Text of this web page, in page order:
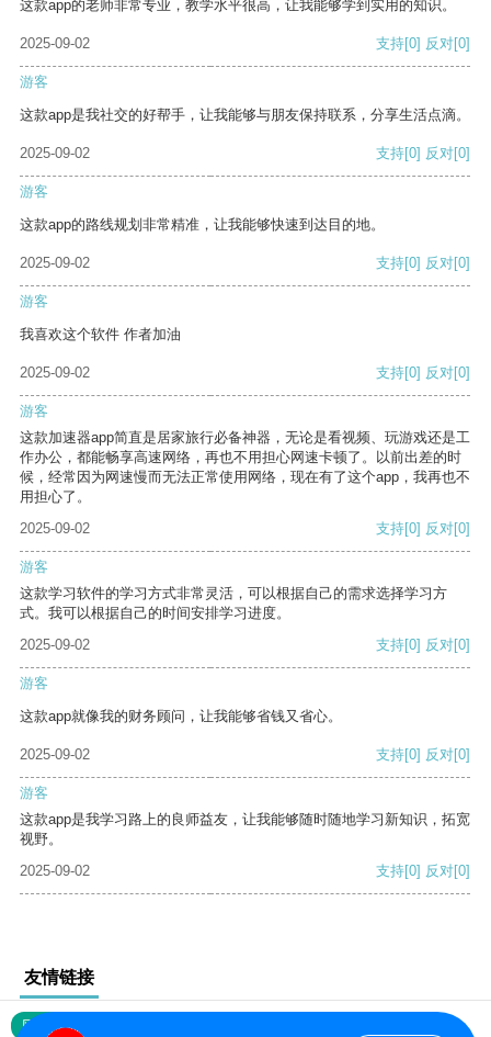
这款app的老师非常专业，教学水平很高，让我能够学到实用的知识。
2025-09-02 支持[0] 反对[0]
游客
这款app是我社交的好帮手，让我能够与朋友保持联系，分享生活点滴。
2025-09-02 支持[0] 反对[0]
游客
这款app的路线规划非常精准，让我能够快速到达目的地。
2025-09-02 支持[0] 反对[0]
游客
我喜欢这个软件 作者加油
2025-09-02 支持[0] 反对[0]
游客
这款加速器app简直是居家旅行必备神器，无论是看视频、玩游戏还是工
作办公，都能畅享高速网络，再也不用担心网速卡顿了。以前出差的时
候，经常因为网速慢而无法正常使用网络，现在有了这个app，我再也不
用担心了。
2025-09-02
支持[0] 反对[0]
游客
这款学习软件的学习方式非常灵活，可以根据自己的需求选择学习方
式。我可以根据自己的时间安排学习进度。
2025-09-02
支持[0] 反对[0]
游客
这款app就像我的财务顾问，让我能够省钱又省心。
2025-09-02 支持[0] 反对[0]
游客
这款app是我学习路上的良师益友，让我能够随时随地学习新知识，拓宽
视野。
2025-09-02
支持[0] 反对[0]
友情链接
网站地图